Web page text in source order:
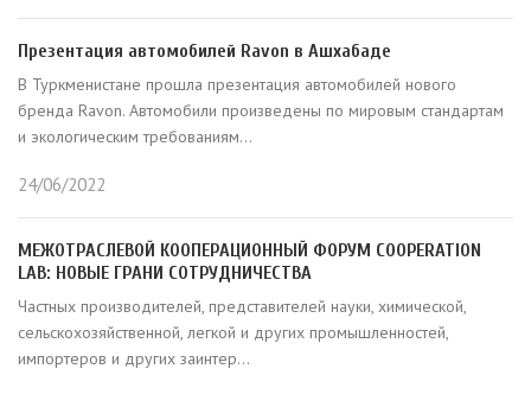
Презентация автомобилей Ravon в Ашхабаде
В Туркменистане прошла презентация автомобилей нового
бренда Ravon. Автомобили произведены по мировым стандартам
и экологическим требованиям...
24/06/2022
МЕЖОТРАСЛЕВОЙ КООПЕРАЦИОННЫЙ ФОРУМ COOPERATION
LAB: НОВЫЕ ГРАНИ СОТРУДНИЧЕСТВА
Частных производителей, представителей науки, химической,
сельскохозяйственной, легкой и других промышленностей,
импортеров и других заинтер...